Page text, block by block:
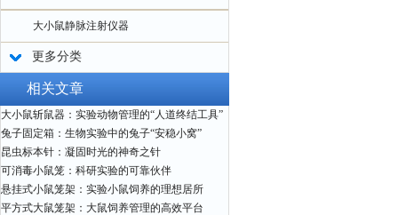
大小鼠静脉注射仪器
更多分类
相关文章
大小鼠斩鼠器：实验动物管理的“人道终结工具”
兔子固定箱：生物实验中的兔子“安稳小窝”
昆虫标本针：凝固时光的神奇之针
可消毒小鼠笼：科研实验的可靠伙伴
悬挂式小鼠笼架：实验小鼠饲养的理想居所
平方式大鼠笼架：大鼠饲养管理的高效平台